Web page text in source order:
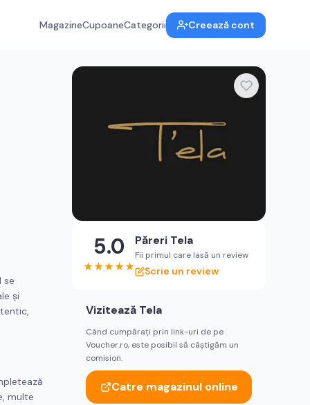
MagazineCupoaneCategorii Creează cont
se
și
multe
5.0
★★★★★
Păreri Tela
Fii primul care lasă un review
Scrie un review
Vizitează Tela
Când cumpărați prin link-uri de pe
Voucher.ro, este posibil să câștigăm un
comision.
Catre magazinul online